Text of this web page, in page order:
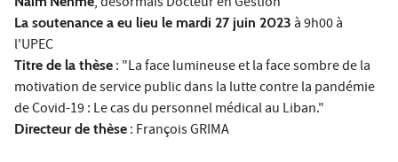
La soutenance a eu lieu le mardi 27 juin 2023 à 9h00 à
l'UPEC
Titre de la thèse : "La face lumineuse et la face sombre de la
motivation de service public dans la lutte contre la pandémie
de Covid-19 : Le cas du personnel médical au Liban."
Directeur de thèse : François GRIMA